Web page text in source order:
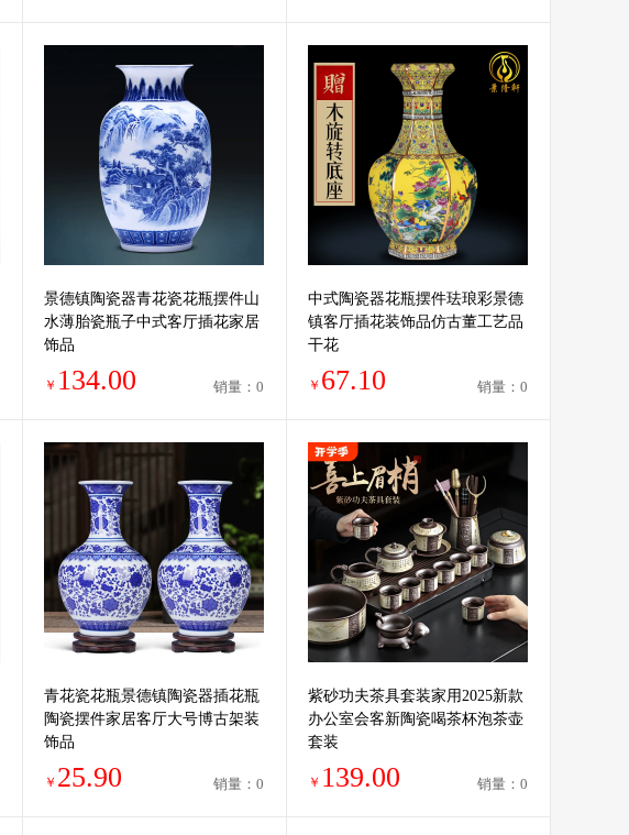
景德镇陶瓷器青花瓷花瓶摆件山
水薄胎瓷瓶子中式客厅插花家居
饰品
￥ 134.00 销量：0
中式陶瓷器花瓶摆件珐琅彩景德
镇客厅插花装饰品仿古董工艺品
干花
￥ 67.10 销量：0
青花瓷花瓶景德镇陶瓷器插花瓶
陶瓷摆件家居客厅大号博古架装
饰品
￥ 25.90 销量：0
紫砂功夫茶具套装家用2025新款
办公室会客新陶瓷喝茶杯泡茶壶
套装
￥ 139.00 销量：0